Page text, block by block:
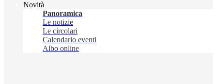
Novità
Panoramica
Le notizie
Le circolari
Calendario eventi
Albo online